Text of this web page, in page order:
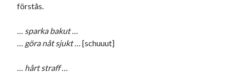
förstås.
… sparka bakut …
… göra nåt sjukt … [schuuut]
… hårt straff …